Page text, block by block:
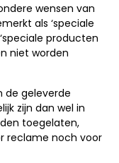
wensen van
als ‘speciale
producten
niet worden
de geleverde
zijn dan wel in
toegelaten,
reclame noch voor